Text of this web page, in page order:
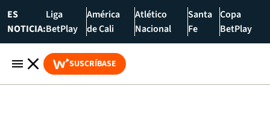
ES
NOTICIA:
Liga
BetPlay
América
de Cali
Atlético
Nacional
Santa
Fe
Copa
BetPlay
SUSCRÍBASE